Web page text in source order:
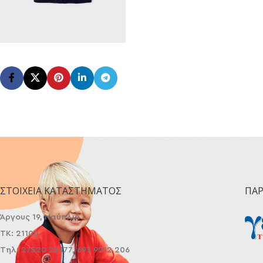
ΣΤΟΙΧΕΊΑ ΚΑΤΑΣΤΉΜΑΤΟΣ
Άργους 19, Ναύπλιο
ΤΚ: 21100
Τηλ: 27520 25377, 693 9212 206